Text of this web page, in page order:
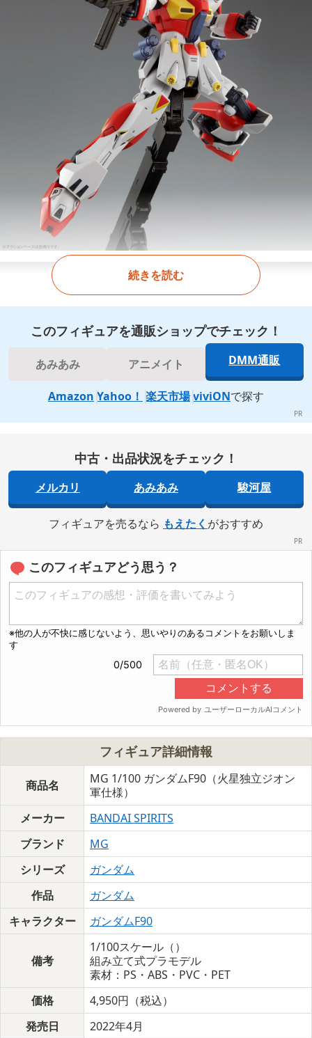
続きを読む
このフィギュアを通販ショップでチェック！
あみあみ アニメイト DMM通販
Amazon Yahoo！ 楽天市場 viviONで探す
中古・出品状況をチェック！
メルカリ あみあみ 駿河屋
フィギュアを売るなら もえたく がおすすめ
このフィギュアどう思う？
フィギュア詳細情報
商品名
MG 1/100 ガンダムF90（火星独立ジオン
軍仕様）
メーカー
BANDAI SPIRITS
ブランド
MG
シリーズ
ガンダム
作品
ガンダム
キャラクター
ガンダムF90
備考
1/100スケール（）
組み立て式プラモデル
素材：PS・ABS・PVC・PET
価格
4,950円（税込）
発売日
2022年4月